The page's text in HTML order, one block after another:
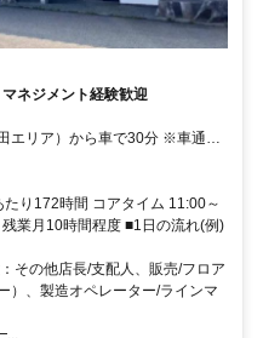
ネジメント経験歓迎
エリア）から車で30分 ※車通勤
り172時間 コアタイム 11:00～
業月10時間程度 ■1日の流れ(例)
その他店長/支配人、販売/フロア
）、製造オペレーター/ラインマ